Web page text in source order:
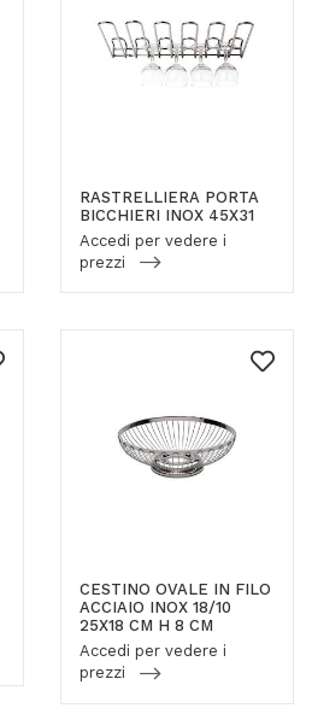
RASTRELLIERA PORTA
BICCHIERI INOX 45X31
Accedi per vedere i
prezzi
CESTINO OVALE IN FILO
ACCIAIO INOX 18/10
25X18 CM H 8 CM
Accedi per vedere i
prezzi